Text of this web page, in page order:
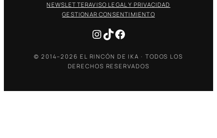
NEWSLETTERAVISO LEGAL Y PRIVACIDAD
GESTIONAR CONSENTIMIENTO
Instagram
TikTokFacebook
© 2014–2026 EL RINCÓN DE IKA · TODOS LOS
DERECHOS RESERVADOS